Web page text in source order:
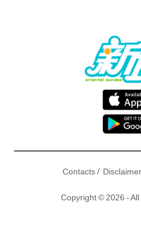
Contacts/ Disclaimer
Copyright © 2026 -